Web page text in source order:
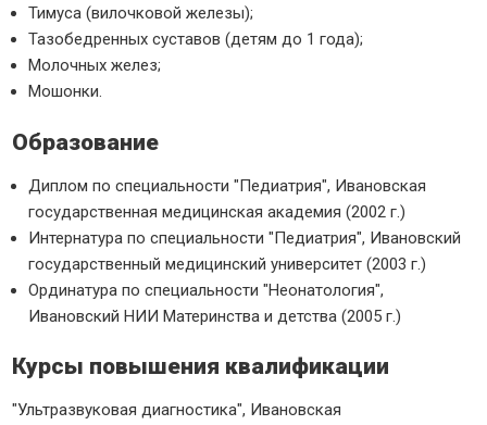
Тимуса (вилочковой железы);
Тазобедренных суставов (детям до 1 года);
Молочных желез;
Мошонки.
Образование
Диплом по специальности "Педиатрия", Ивановская
государственная медицинская академия (2002 г.)
Интернатура по специальности "Педиатрия", Ивановский
государственный медицинский университет (2003 г.)
Ординатура по специальности "Неонатология",
Ивановский НИИ Материнства и детства (2005 г.)
Курсы повышения квалификации
"Ультразвуковая диагностика", Ивановская